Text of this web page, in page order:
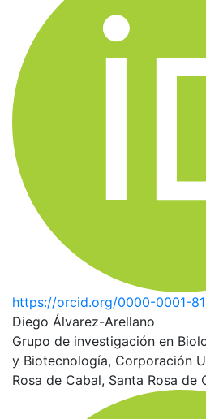
https://orcid.org/0000-0001-
Diego Álvarez-Arellano
Grupo de investigación en
y Biotecnología, Corporación
Rosa de Cabal, Santa Rosa de